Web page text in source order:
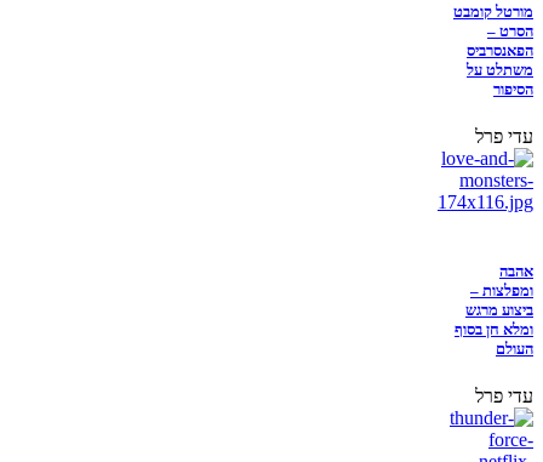
מורטל קומבט
הסרט –
הפאנסרביס
משתלט על
הסיפור
עדי פרל
אהבה
ומפלצות –
ביצוע מרגש
ומלא חן בסוף
העולם
עדי פרל